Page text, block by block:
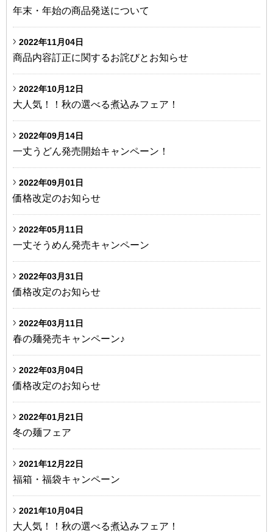
年末・年始の商品発送について
2022年11月04日
商品内容訂正に関するお詫びとお知らせ
2022年10月12日
大人気！！秋の選べる煮込みフェア！
2022年09月14日
一丈うどん発売開始キャンペーン！
2022年09月01日
価格改定のお知らせ
2022年05月11日
一丈そうめん発売キャンペーン
2022年03月31日
価格改定のお知らせ
2022年03月11日
春の麺発売キャンペーン♪
2022年03月04日
価格改定のお知らせ
2022年01月21日
冬の麺フェア
2021年12月22日
福箱・福袋キャンペーン
2021年10月04日
大人気！！秋の選べる煮込みフェア！